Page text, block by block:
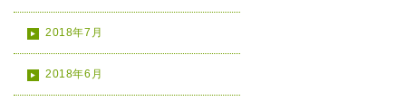
2018年7月
2018年6月